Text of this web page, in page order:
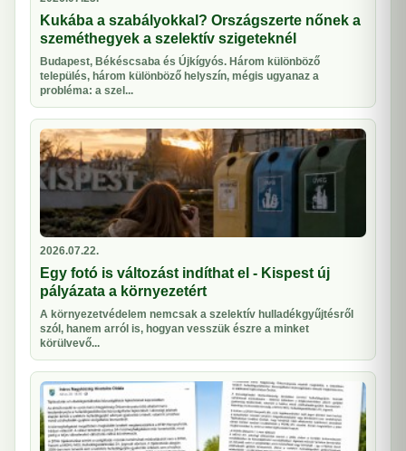
Kukába a szabályokkal? Országszerte nőnek a
szeméthegyek a szelektív szigeteknél
Budapest, Békéscsaba és Újkígyós. Három különböző
település, három különböző helyszín, mégis ugyanaz a
probléma: a szel...
2026.07.22.
Egy fotó is változást indíthat el - Kispest új
pályázata a környezetért
A környezetvédelem nemcsak a szelektív hulladékgyűjtésről
szól, hanem arról is, hogyan vesszük észre a minket
körülvevő...